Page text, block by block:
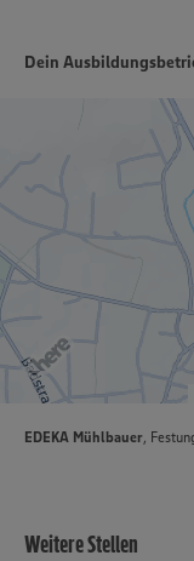
Dein
EDEKA Mühlbauer,
Weitere Stellen